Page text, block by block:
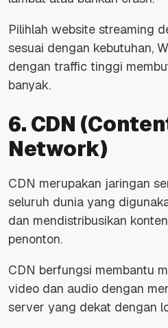
Pilihlah website streaming
sesuai dengan kebutuhan,
dengan traffic tinggi
banyak.
6. CDN
Network)
CDN merupakan jaringan
seluruh dunia yang
dan mendistribusikan
penonton.
CDN berfungsi membantu
video dan audio dengan
server yang dekat dengan